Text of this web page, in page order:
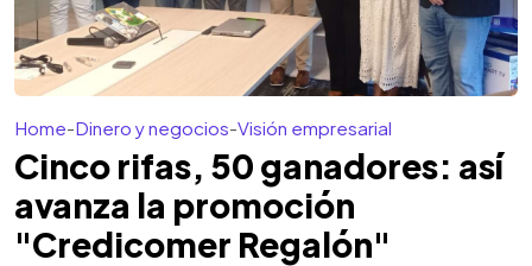
Home-Dinero y negocios-Visión empresarial
Cinco rifas, 50 ganadores: así
avanza la promoción
"Credicomer Regalón"